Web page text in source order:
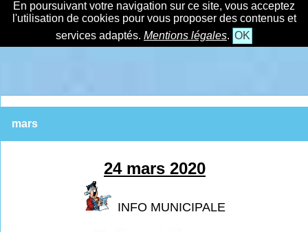
En poursuivant votre navigation sur ce site, vous acceptez
l'utilisation de cookies pour vous proposer des contenus et
services adaptés. Mentions légales. OK
mars
24 mars 2020
INFO MUNICIPALE